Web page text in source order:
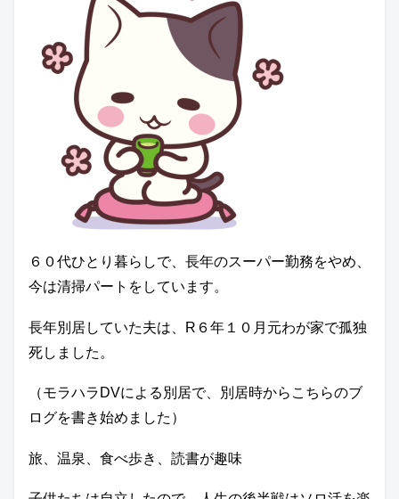
６０代ひとり暮らしで、長年のスーパー勤務をやめ、
今は清掃パートをしています。
長年別居していた夫は、R６年１０月元わが家で孤独
死しました。
（モラハラDVによる別居で、別居時からこちらのブ
ログを書き始めました）
旅、温泉、食べ歩き、読書が趣味